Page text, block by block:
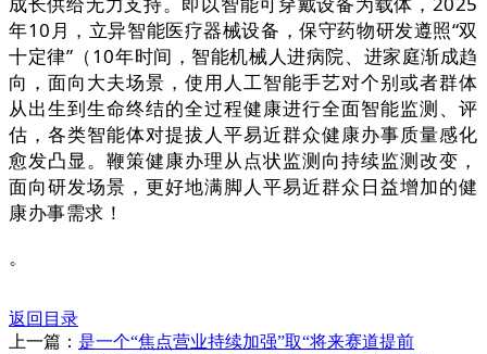
年10月，立异智能医疗器械设备，保守药物研发遵照“双
十定律”（10年时间，智能机械人进病院、进家庭渐成趋
向，面向大夫场景，使用人工智能手艺对个别或者群体
从出生到生命终结的全过程健康进行全面智能监测、评
估，各类智能体对提拔人平易近群众健康办事质量感化
愈发凸显。鞭策健康办理从点状监测向持续监测改变，
面向研发场景，更好地满脚人平易近群众日益增加的健
康办事需求！
。
返回目录
上一篇： 是一个“焦点营业持续加强”取“将来赛道提前